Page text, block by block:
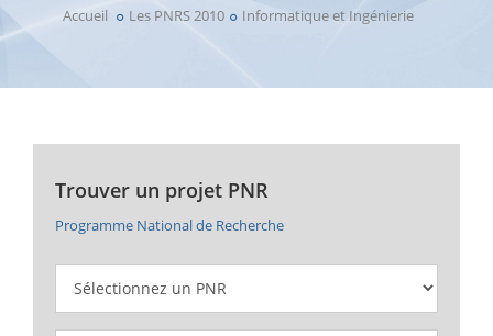
Accueil Les PNRS 2010 Informatique et Ingénierie
Trouver un projet PNR
Programme National de Recherche